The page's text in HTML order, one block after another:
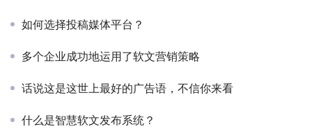
如何选择投稿媒体平台？
多个企业成功地运用了软文营销策略
话说这是这世上最好的广告语，不信你来看
什么是智慧软文发布系统？